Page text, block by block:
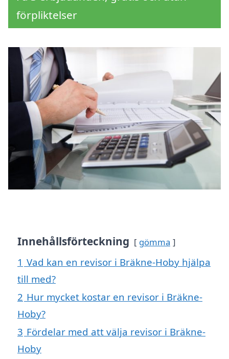
förpliktelser
Innehållsförteckning gömma
1 Vad kan en revisor i Bräkne-Hoby hjälpa
till med?
2 Hur mycket kostar en revisor i Bräkne-
Hoby?
3 Fördelar med att välja revisor i Bräkne-
Hoby